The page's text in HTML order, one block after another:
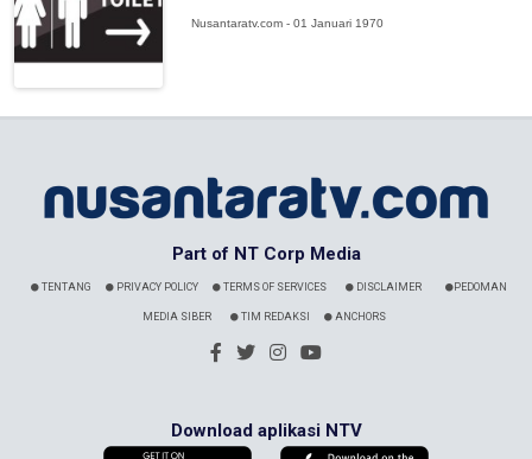
Nusantaratv.com - 01 Januari 1970
Part of NT Corp Media
TENTANG PRIVACY POLICY TERMS OF SERVICES DISCLAIMER PEDOMAN
MEDIA SIBER TIM REDAKSI ANCHORS
Download aplikasi NTV